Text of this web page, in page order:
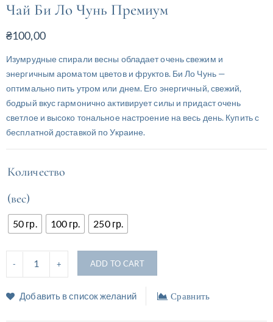
Чай Би Ло Чунь Премиум
₴100,00
Изумрудные спирали весны обладает очень свежим и
энергичным ароматом цветов и фруктов. Би Ло Чунь —
оптимально пить утром или днем. Его энергичный, свежий,
бодрый вкус гармонично активирует силы и придаст очень
светлое и высоко тональное настроение на весь день. Купить с
бесплатной доставкой по Украине.
Количество
(вес)
50 гр. 100 гр. 250 гр.
ADD TO CART
Добавить в список желаний Сравнить